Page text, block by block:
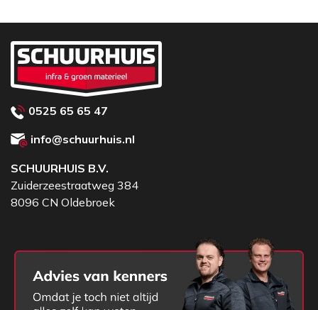
0525 65 65 47
info@schuurhuis.nl
SCHUURHUIS B.V.
Zuiderzeestraatweg 384
8096 CN Oldebroek